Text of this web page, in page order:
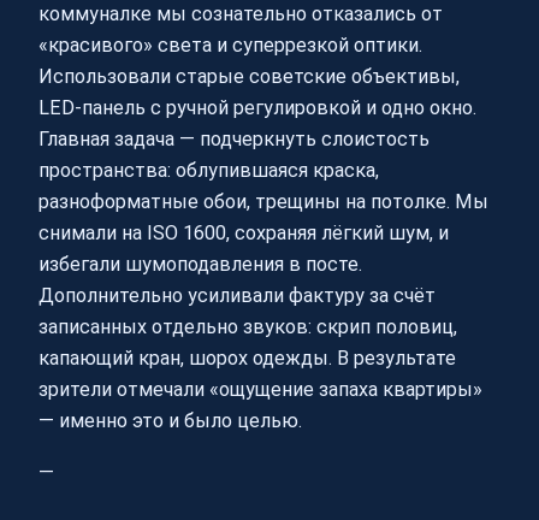
коммуналке мы сознательно отказались от
«красивого» света и суперрезкой оптики.
Использовали старые советские объективы,
LED‑панель с ручной регулировкой и одно окно.
Главная задача — подчеркнуть слоистость
пространства: облупившаяся краска,
разноформатные обои, трещины на потолке. Мы
снимали на ISO 1600, сохраняя лёгкий шум, и
избегали шумоподавления в посте.
Дополнительно усиливали фактуру за счёт
записанных отдельно звуков: скрип половиц,
капающий кран, шорох одежды. В результате
зрители отмечали «ощущение запаха квартиры»
— именно это и было целью.
—